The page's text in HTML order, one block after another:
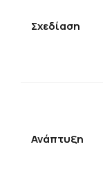
Σχεδίαση
Ανάπτυξη